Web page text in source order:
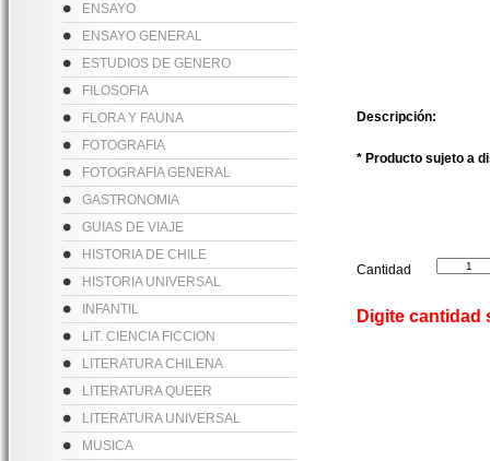
ENSAYO
ENSAYO GENERAL
ESTUDIOS DE GENERO
FILOSOFIA
FLORA Y FAUNA
FOTOGRAFIA
FOTOGRAFIA GENERAL
GASTRONOMIA
GUIAS DE VIAJE
HISTORIA DE CHILE
HISTORIA UNIVERSAL
INFANTIL
LIT. CIENCIA FICCION
LITERATURA CHILENA
LITERATURA QUEER
LITERATURA UNIVERSAL
MUSICA
Descripción:
* Producto sujeto a
Cantidad
Digite